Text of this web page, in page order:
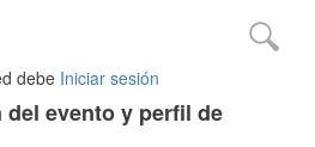
debe Iniciar sesión
del evento y perfil de